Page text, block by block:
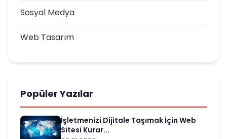
Sosyal Medya
Web Tasarım
Popüler Yazılar
İşletmenizi Dijitale Taşımak İçin Web
Sitesi Kurar...